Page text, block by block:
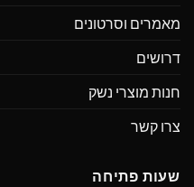
מאמרים וסרטונים
דרושים
חנות מוצרי נשק
צרו קשר
שעות פתיחה